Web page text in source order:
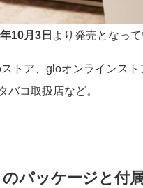
10月3日 より発売となって
トア、gloオンラインスト
バコ取扱店など。
パッケージと付